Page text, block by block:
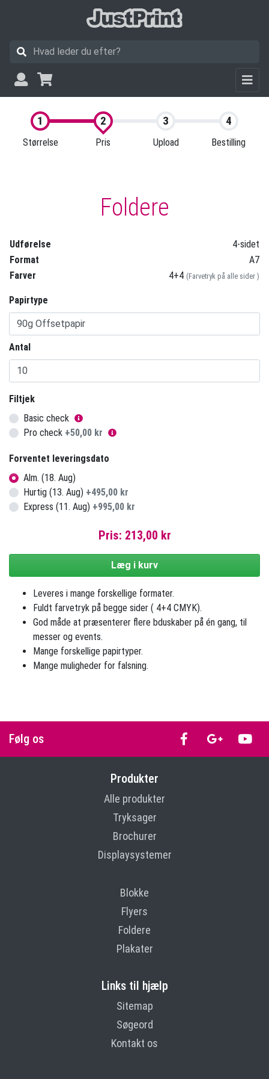
Størrelse Pris Upload Bestilling
Foldere
Udførelse
4-sidet
Format
A7
Farver
4+4 (Farvetryk på alle sider )
Papirtype
Antal
Filtjek
Basic check
Pro check +50,00 kr
Forventet leveringsdato
Alm. (18. Aug)
Hurtig (13. Aug) +495,00 kr
Express (11. Aug) +995,00 kr
Pris: 213,00 kr
Læg i kurv
Leveres i mange forskellige formater.
Fuldt farvetryk på begge sider ( 4+4 CMYK).
God måde at præsenterer flere bduskaber på én gang, til
messer og events.
Mange forskellige papirtyper.
Mange muligheder for falsning.
Følg os
Produkter
Alle produkter
Tryksager
Brochurer
Displaysystemer
Blokke
Flyers
Foldere
Plakater
Links til hjælp
Sitemap
Søgeord
Kontakt os